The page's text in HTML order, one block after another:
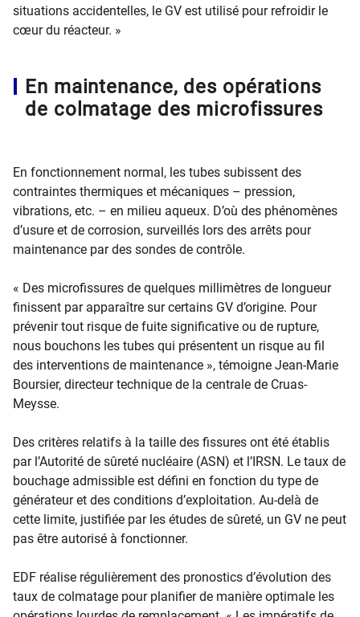
situations accidentelles, le GV est utilisé pour refroidir le
cœur du réacteur. »
En maintenance, des opérations
de colmatage des microfissures
En fonctionnement normal, les tubes subissent des
contraintes thermiques et mécaniques – pression,
vibrations, etc. – en milieu aqueux. D’où des phénomènes
d’usure et de corrosion, surveillés lors des arrêts pour
maintenance par des sondes de contrôle.
« Des microfissures de quelques millimètres de longueur
finissent par apparaître sur certains GV d’origine. Pour
prévenir tout risque de fuite significative ou de rupture,
nous bouchons les tubes qui présentent un risque au fil
des interventions de maintenance », témoigne Jean-Marie
Boursier, directeur technique de la centrale de Cruas-
Meysse.
Des critères relatifs à la taille des fissures ont été établis
par l’Autorité de sûreté nucléaire (ASN) et l’IRSN. Le taux de
bouchage admissible est défini en fonction du type de
générateur et des conditions d’exploitation. Au-delà de
cette limite, justifiée par les études de sûreté, un GV ne peut
pas être autorisé à fonctionner.
EDF réalise régulièrement des pronostics d’évolution des
taux de colmatage pour planifier de manière optimale les